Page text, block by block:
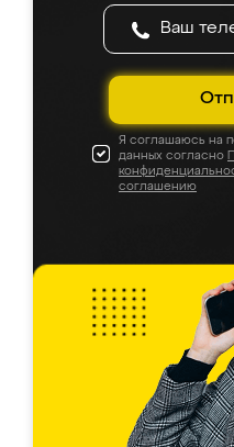
Я соглашаюсь на
данных согласно
соглашению